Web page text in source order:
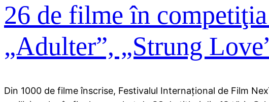
26 de filme în
„Adulter”, „Strung
Din 1000 de filme înscrise, Festivalul Internaţional de Film